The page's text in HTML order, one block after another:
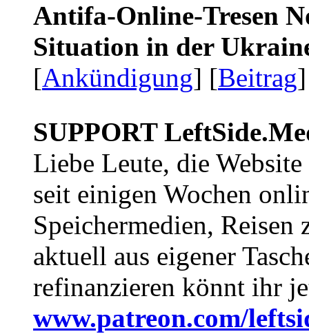
Antifa-Online-Tresen
Situation in der
[Ankündigung] [Beitrag
SUPPORT
Liebe Leute, die Website
seit einigen Wochen
Speichermedien, Reisen
aktuell aus eigener
refinanzieren könnt ihr
www.patreon.com/